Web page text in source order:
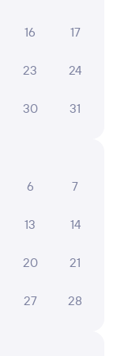
поездах
16 17
23 24
30 31
6 7
13 14
20 21
27 28